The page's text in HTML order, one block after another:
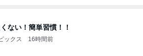
ない！簡単習慣！！
ックス 16時間前